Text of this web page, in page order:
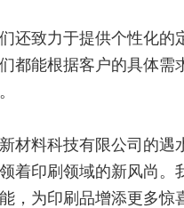
还致力于提供个性化的
都能根据客户的具体需
材料科技有限公司的遇
着印刷领域的新风尚。
，为印刷品增添更多惊